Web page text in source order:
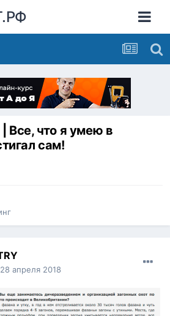
Все, что я умею в
сам!
28 апреля 2018